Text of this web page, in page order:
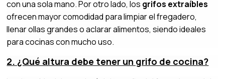
con una sola mano. Por otro lado, los grifos extraíbles
ofrecen mayor comodidad para limpiar el fregadero,
llenar ollas grandes o aclarar alimentos, siendo ideales
para cocinas con mucho uso.
2. ¿Qué altura debe tener un grifo de cocina?